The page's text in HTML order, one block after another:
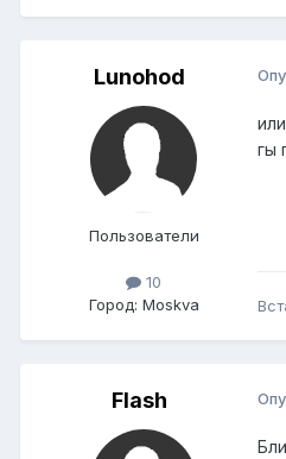
Lunohod
Пользователи
10
Город: Moskva
гы
FIash